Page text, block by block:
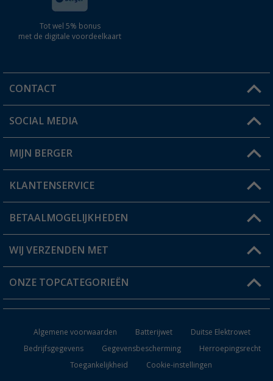
Tot wel 5% bonus
met de digitale voordeelkaart
CONTACT
Een vraag?
Winkel vinden
SOCIAL MEDIA
MIJN BERGER
Mijn account
Status bestelling
Verlanglijstje
KLANTENSERVICE
FAQ & Contact
Verzendinformatie
Catalogus
BETAALMOGELIJKHEDEN
WIJ VERZENDEN MET
ONZE TOPCATEGORIEËN
Campingmeubilair
Algemene voorwaarden Batterijwet
Duitse Elektrowet
Bedrijfsgegevens
Gegevensbescherming
Herroepingsrecht
Toegankelijkheid
Cookie-instellingen